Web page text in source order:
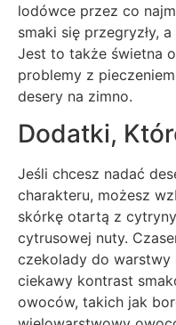
lodówce przez co
smaki się przegryzły,
Jest to także świetna
problemy z
desery na zimno.
Dodatki,
Jeśli chcesz nadać
charakteru, możesz
skórkę otartą z
cytrusowej nuty.
czekolady do warstwy
ciekawy kontrast
owoców, takich jak